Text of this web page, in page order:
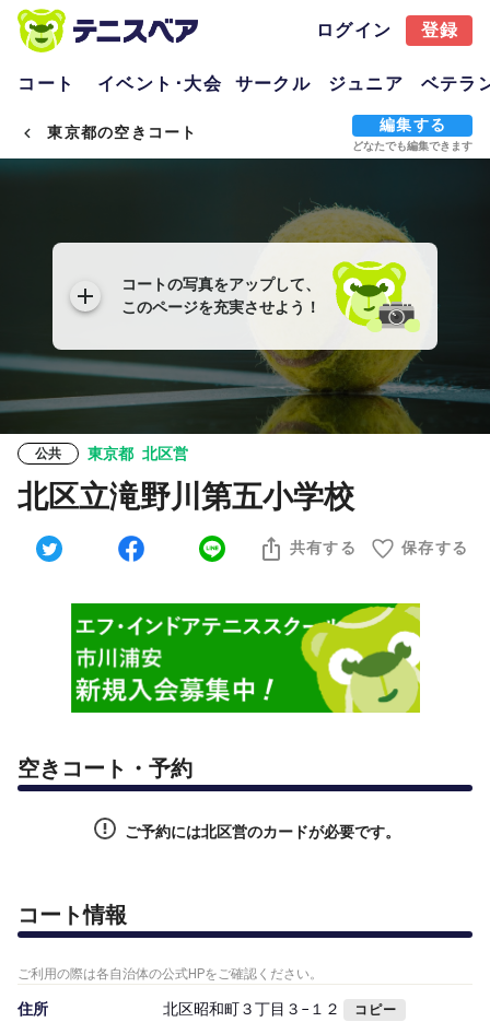
ログイン 登録
コート イベント･大会 サークル ジュニア ベテラ
東京都の空きコート 編集する
どなたでも編集できます
コートの写真をアップして、
このページを充実させよう！
公共 東京都 北区営
北区立滝野川第五小学校
共有する 保存する
空きコート・予約
ご予約には北区営のカードが必要です。
コート情報
ご利用の際は各自治体の公式HPをご確認ください。
住所 北区昭和町３丁目３−１２ コピー